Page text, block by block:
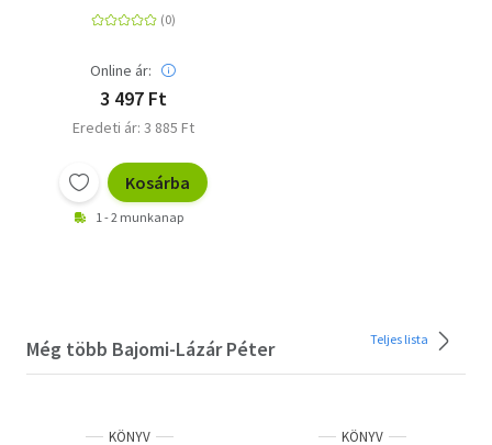
közösségekre
Online ár:
3 497 Ft
Eredeti ár: 3 885 Ft
Kosárba
1 - 2 munkanap
Még több Bajomi-Lázár Péter Teljes lista
KÖNYV KÖNYV